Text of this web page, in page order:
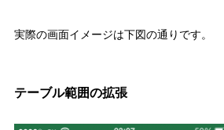
実際の画面イメージは下図の通りです。
テーブル範囲の拡張